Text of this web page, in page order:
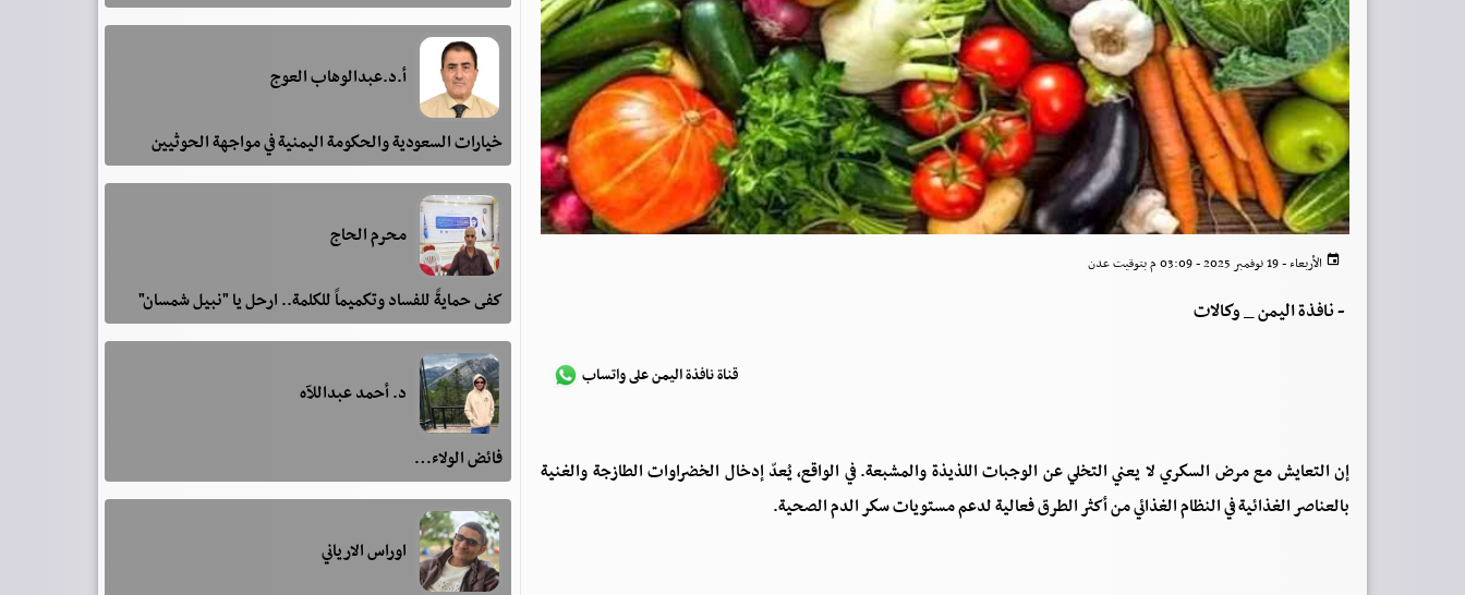
الأربعاء - 19 نوفمبر 2025 - 03:09 م بتوقيت عدن
-نافذة اليمن _ وكالات
قناة نافذة اليمن على واتساب
إن التعايش مع مرض السكري لا يعني التخلي عن الوجبات اللذيذة والمشبعة. في الواقع، يُعدّ إدخال الخضراوات الطازجة والغنية
بالعناصر الغذائية في النظام الغذائي من أكثر الطرق فعالية لدعم مستويات سكر الدم الصحية.
أ.د.عبدالوهاب العوج
خيارات السعودية والحكومة اليمنية في مواجهة الحوثيين
محرم الحاج
كفى حمايةً للفساد وتكميماً للكلمة.. ارحل يا "نبيل شمسان"
د. أحمد عبداللآه
فائض الولاء…
اوراس الارياني